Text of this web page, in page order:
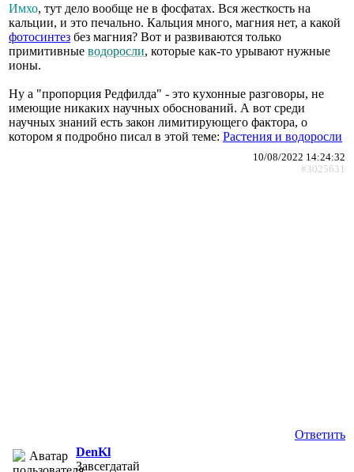
Имхо, тут дело вообще не в фосфатах. Вся жесткость на
кальции, и это печально. Кальция много, магния нет, а какой
фотосинтез без магния? Вот и развиваются только
примитивные водоросли, которые как-то урывают нужные
ионы.
Ну а "пропорция Редфилда" - это кухонные разговоры, не
имеющие никаких научных обоснований. А вот среди
научных знаний есть закон лимитирующего фактора, о
котором я подробно писал в этой теме: Растения и водоросли
10/08/2022 14:24:32
#3025631
Ответить
DenKl
Завсегдатай